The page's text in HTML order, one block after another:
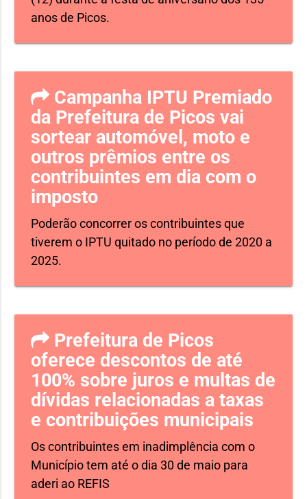
anos de Picos.
Campanha IPTU Premiado
da Prefeitura de Picos vai
sortear automóvel, moto e
outros prêmios entre os
contribuintes em dia com o
imposto
Poderão concorrer os contribuintes que
tiverem o IPTU quitado no período de 2020 a
2025.
Prefeitura de Picos
oferece descontos de até
100% sobre juros e multas de
dívidas relacionadas a taxas
e contribuições municipais
Os contribuintes em inadimplência com o
Município tem até o dia 30 de maio para
aderi ao REFIS